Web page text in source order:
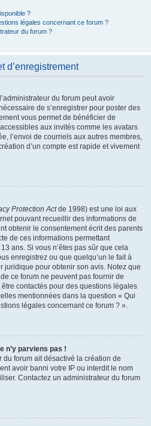
?
légales concernant ce forum ?
du forum ?
d’enregistrement
du forum peut avoir
de s’enregistrer pour poster des
vous permet de bénéficier de
aux invités comme les avatars
l’envoi de courriels aux autres membres,
d’un compte est rapide et vivement
Protection Actde 1998) est une loi aux
pouvant recueillir des informations de
obtenir le consentement écrit des parents
de ces informations permettant
ans. Si vous n’êtes pas sûr que cela
enregistrez ou que quelqu’un le fait à
juridique pour obtenir son avis. Notez que
ce forum ne peuvent pas fournir de
contactés pour des questions légales
mentionnées dans la question « Qui
légales concernant ce forum ? ».
n’y parviens pas !
du forum ait désactivé la création de
avoir banni votre IP ou interdit le nom
Contactez un administrateur du forum